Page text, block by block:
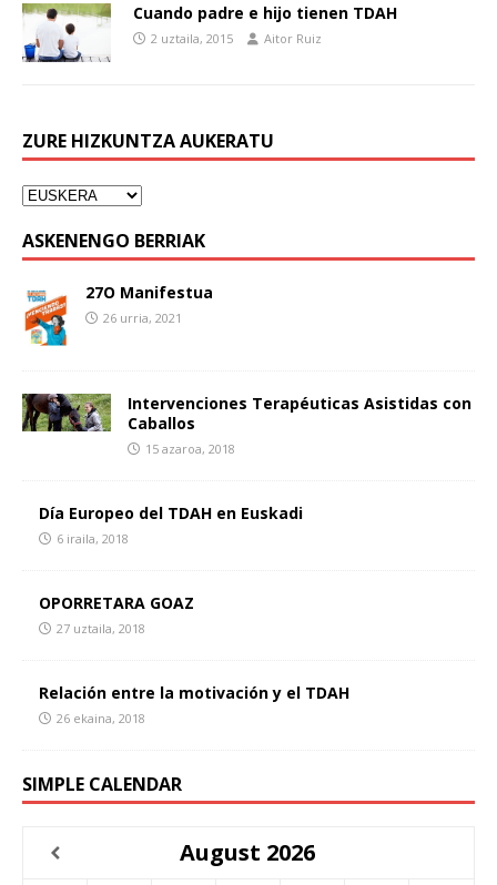
Cuando padre e hijo tienen TDAH
2 uztaila, 2015 Aitor Ruiz
ZURE HIZKUNTZA AUKERATU
ASKENENGO BERRIAK
27O Manifestua
26 urria, 2021
Intervenciones Terapéuticas Asistidas con
Caballos
15 azaroa, 2018
Día Europeo del TDAH en Euskadi
6 iraila, 2018
OPORRETARA GOAZ
27 uztaila, 2018
Relación entre la motivación y el TDAH
26 ekaina, 2018
SIMPLE CALENDAR
August 2026